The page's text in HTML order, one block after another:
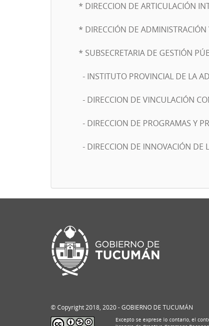
* DIRECCION DE ARTICULACIÓN
* DIRECCIÓN DE ADMINISTRACIÓN
* SUBSECRETARIA DE GESTIÓN
- INSTITUTO PROVINCIAL DE LA
- DIRECCION DE VINCULACIÓN
- DIRECCION DE PROGRAMAS Y
- DIRECCION DE INNOVACIÓN DE
© Copyright 2018, 2020 - GOBIERNO DE TUCUMÁN
Excepto se exprese lo contario, el